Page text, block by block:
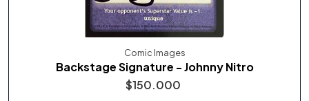
Comic Images
Backstage Signature - Johnny Nitro
$150.000